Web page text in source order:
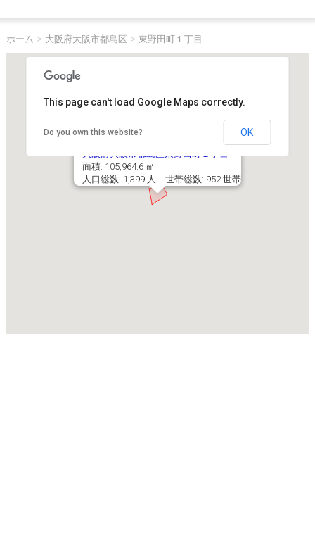
ホーム > 大阪府大阪市都島区 > 東野田町１丁目
大阪府大阪市都島区東野田町１丁目
面積: 105,964.6 ㎡
人口総数: 1,399 人 世帯総数: 952 世帯
This page can't load Google Maps correctly.
Do you own this website? OK